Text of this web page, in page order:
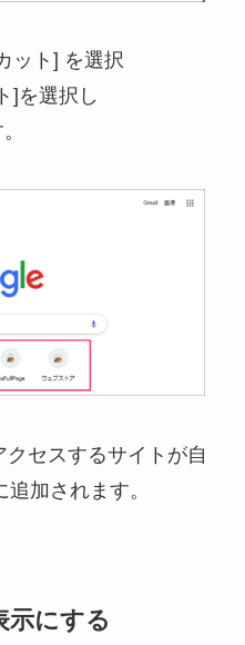
ット] を選択
]を選択し
セスするサイトが自
加されます。
示にする